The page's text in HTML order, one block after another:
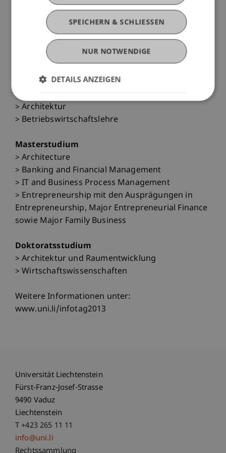
Wirtschaftsinformatik sowie Architektur und
Raumentwicklung.
Infotag 2013
Samstag, 23. November 2013 von 13 bis 16 Uhr
Bachelorstudiengang
> Architektur
> Betriebswirtschaftslehre
Masterstudium
> Architecture
> Banking and Financial Management
> IT and Business Process Management
> Entrepreneurship mit den Ausprägungen in
Entrepreneurship, Major Entrepreneurial Finance
sowie Major Family Business
Doktoratsstudium
> Architektur und Raumentwicklung
> Wirtschaftswissenschaften
Weitere Informationen unter:
www.uni.li/infotag2013
Universität Liechtenstein
Fürst-Franz-Josef-Strasse
9490 Vaduz
Liechtenstein
T +423 265 11 11
info@uni.li
SPEICHERN & SCHLIESSEN
NUR NOTWENDIGE
DETAILS ANZEIGEN